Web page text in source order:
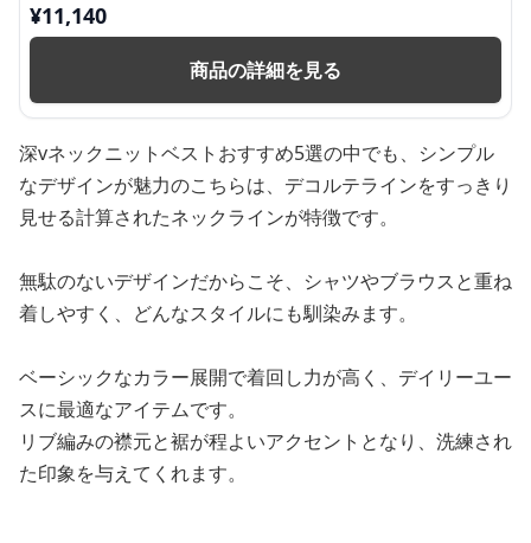
¥11,140
商品の詳細を見る
深vネックニットベストおすすめ5選の中でも、シンプル
なデザインが魅力のこちらは、デコルテラインをすっきり
見せる計算されたネックラインが特徴です。
無駄のないデザインだからこそ、シャツやブラウスと重ね
着しやすく、どんなスタイルにも馴染みます。
ベーシックなカラー展開で着回し力が高く、デイリーユー
スに最適なアイテムです。
リブ編みの襟元と裾が程よいアクセントとなり、洗練され
た印象を与えてくれます。